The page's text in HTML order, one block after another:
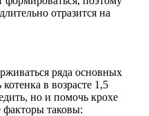
отразится на
ряда основных
в возрасте 1,5
но и помочь крохе
таковы: